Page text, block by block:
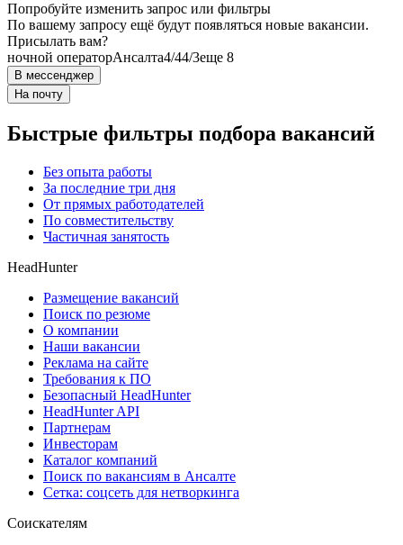
Попробуйте изменить запрос или фильтры
По вашему запросу ещё будут появляться новые вакансии.
Присылать вам?
ночной операторАнсалта4/44/3еще 8
В мессенджер
На почту
Быстрые фильтры подбора вакансий
Без опыта работы
За последние три дня
От прямых работодателей
По совместительству
Частичная занятость
HeadHunter
Размещение вакансий
Поиск по резюме
О компании
Наши вакансии
Реклама на сайте
Требования к ПО
Безопасный HeadHunter
HeadHunter API
Партнерам
Инвесторам
Каталог компаний
Поиск по вакансиям в Ансалте
Сетка: соцсеть для нетворкинга
Соискателям